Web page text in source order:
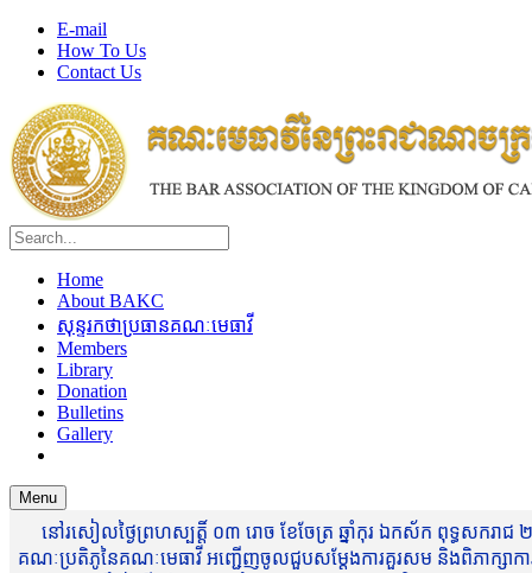
E-mail
How To Us
Contact Us
Home
About BAKC
សុន្ទរកថាប្រធានគណៈមេធាវី
Members
Library
Donation
Bulletins
Gallery
Menu
នៅរសៀលថ្ងៃព្រហស្បត្តិ៍ ០៣ រោច ខែចែត្រ ឆ្នាំកុរ ឯកស័ក ពុទ្ធសករាជ
គណៈប្រតិភូនៃគណៈមេធាវី អញ្ជើញចូលជួបសម្តែងការគួរសម និងពិភាក្សាកា